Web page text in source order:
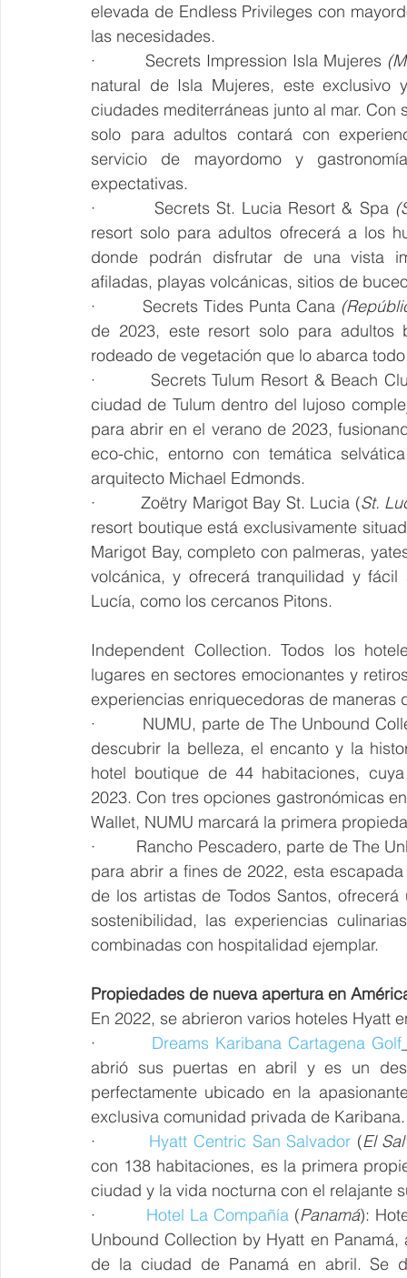
elevada de Endless Privileges con
las necesidades.
·         Secrets Impression Isla Mujeres
natural de Isla Mujeres, este exclusivo
ciudades mediterráneas junto al mar.
solo para adultos contará con
servicio de mayordomo y
expectativas.
·         Secrets St. Lucia Resort & Spa
resort solo para adultos ofrecerá a los
donde podrán disfrutar de una vista
afiladas, playas volcánicas, sitios de
·         Secrets Tides Punta Cana
de 2023, este resort solo para adultos
rodeado de vegetación que lo abarca
·         Secrets Tulum Resort & Beach
ciudad de Tulum dentro del lujoso
para abrir en el verano de 2023,
eco-chic, entorno con temática
arquitecto Michael Edmonds.
·         Zoëtry Marigot Bay St. Lucia (St.
resort boutique está exclusivamente
Marigot Bay, completo con palmeras,
volcánica, y ofrecerá tranquilidad y
Lucía, como los cercanos Pitons.
Independent Collection. Todos los
lugares en sectores emocionantes y
experiencias enriquecedoras de maneras
·         NUMU, parte de The Unbound
descubrir la belleza, el encanto y la
hotel boutique de 44 habitaciones,
2023. Con tres opciones gastronómicas
Wallet, NUMU marcará la primera
·         Rancho Pescadero, parte de The
para abrir a fines de 2022, esta
de los artistas de Todos Santos,
sostenibilidad, las experiencias
combinadas con hospitalidad ejemplar.
Propiedades de nueva apertura en
En 2022, se abrieron varios hoteles Hyatt
· Dreams Karibana Cartagena Golf
abrió sus puertas en abril y es un
perfectamente ubicado en la
exclusiva comunidad privada de Karibana.
· Hyatt Centric San Salvador (El
con 138 habitaciones, es la primera
ciudad y la vida nocturna con el relajante
· Hotel La Compañía (Panamá):
Unbound Collection by Hyatt en
de la ciudad de Panamá en abril. Se